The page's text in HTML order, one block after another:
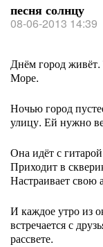
песня солнцу
08-06-2013 14:39
Днём город
Море.
Ночью город
улицу. Ей нужно
Она идёт с
Приходит в
Настраивает свою
И каждое утро из
встречается с
рассвете.